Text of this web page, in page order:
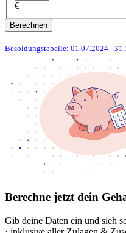
€
Berechnen
Besoldungstabelle: 01.07.2024 -
Berechne jetzt dein
Gib deine Daten ein und sieh